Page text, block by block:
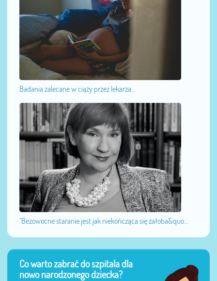
Badania zalecane w ciąży przez lekarza...
"Bezowocne staranie jest jak niekończąca się żałoba&quo...
Co warto zabrać do szpitala dla
nowo narodzonego dziecka?